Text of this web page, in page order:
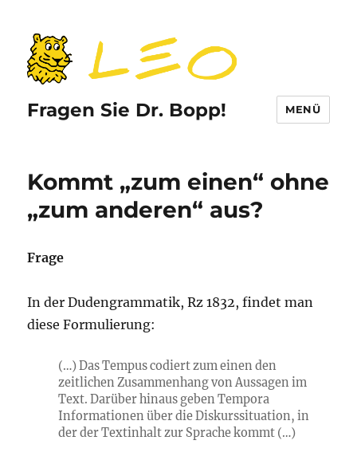
Fragen Sie Dr. Bopp! MENÜ
Kommt „zum einen“ ohne
„zum anderen“ aus?
Frage
In der Dudengrammatik, Rz 1832, findet man
diese Formulierung:
(…) Das Tempus codiert zum einen den
zeitlichen Zusammenhang von Aussagen im
Text. Darüber hinaus geben Tempora
Informationen über die Diskurssituation, in
der der Textinhalt zur Sprache kommt (…)